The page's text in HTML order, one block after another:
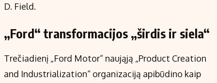
D. Field.
„Ford“ transformacijos „širdis ir siela“
Trečiadienį „Ford Motor“ naująją „Product Creation
and Industrialization“ organizaciją apibūdino kaip